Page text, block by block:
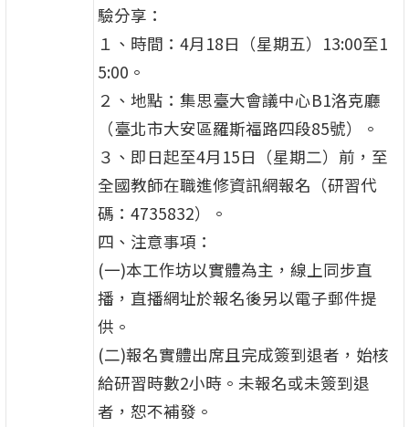
驗分享：
１、時間：4月18日（星期五）13:00至1
5:00。
２、地點：集思臺大會議中心B1洛克廳
（臺北市大安區羅斯福路四段85號）。
３、即日起至4月15日（星期二）前，至
全國教師在職進修資訊網報名（研習代
碼：4735832）。
四、注意事項：
(一)本工作坊以實體為主，線上同步直
播，直播網址於報名後另以電子郵件提
供。
(二)報名實體出席且完成簽到退者，始核
給研習時數2小時。未報名或未簽到退
者，恕不補發。